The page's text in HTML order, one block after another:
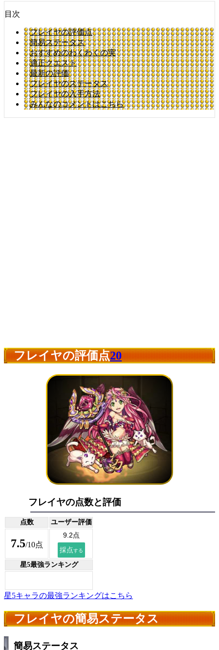
目次
フレイヤの評価点
簡易ステータス
おすすめのわくわくの実
適正クエスト
最新の評価
フレイヤのステータス
フレイヤの入手方法
みんなのコメントはこちら
フレイヤの評価点20
フレイヤの点数と評価
点数 ユーザー評価
7.5/10点
星5最強ランキング
星5キャラの最強ランキングはこちら
フレイヤの簡易ステータス
簡易ステータス